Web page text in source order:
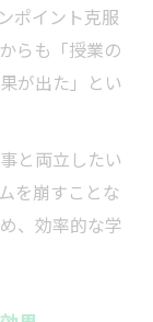
ポイント克服
らも「授業の
が出た」とい
と両立したい
を崩すことな
、効率的な学